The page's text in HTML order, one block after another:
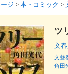
ージ > 本・コミック >
ツ
文
文藝
角田